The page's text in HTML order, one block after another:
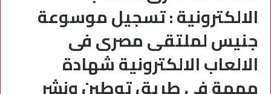
الالكترونية : تسجيل موسوعة
جنيس لملتقى مصرى فى
الالعاب الالكترونية شهادة